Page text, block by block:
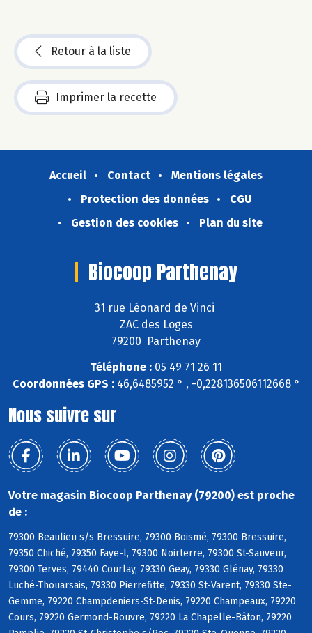
Retour à la liste
Imprimer la recette
Accueil Contact
Mentions légales
Protection des données
CGU
Gestion des cookies
Plan du site
Biocoop Parthenay
31 rue Léonard de Vinci
ZAC des Loges
79200 Parthenay
Téléphone : 05 49 71 26 11
Coordonnées GPS :46,6485952 ° , -0,228136506112668 °
Nous suivre sur
Votre magasin Biocoop Parthenay (79200) est proche
de :
79300 Beaulieu s/s Bressuire, 79300 Boismé, 79300 Bressuire,
79350 Chiché, 79350 Faye-l, 79300 Noirterre, 79300 St-Sauveur,
79300 Terves, 79440 Courlay, 79330 Geay, 79330 Glénay, 79330
Luché-Thouarsais, 79330 Pierrefitte, 79330 St-Varent, 79330 Ste-
Gemme, 79220 Champdeniers-St-Denis, 79220 Champeaux, 79220
Cours, 79220 Germond-Rouvre, 79220 La Chapelle-Bâton, 79220